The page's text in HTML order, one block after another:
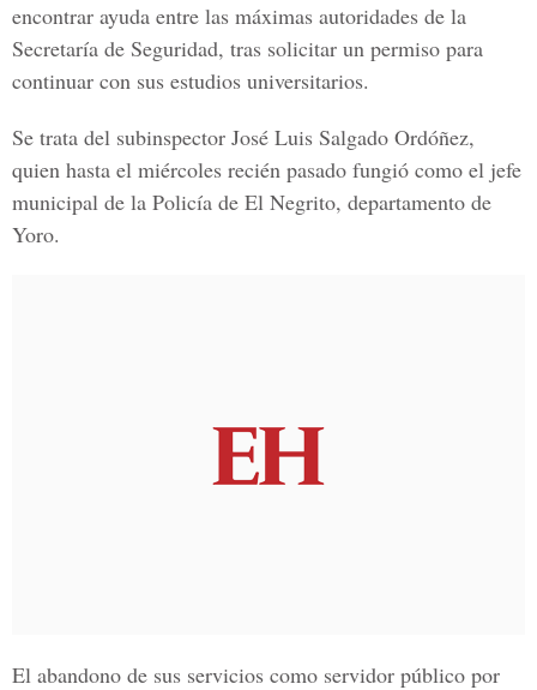
encontrar ayuda entre las máximas autoridades de la
Secretaría de Seguridad, tras solicitar un permiso para
continuar con sus estudios universitarios.
Se trata del subinspector José Luis Salgado Ordóñez,
quien hasta el miércoles recién pasado fungió como el jefe
municipal de la Policía de El Negrito, departamento de
Yoro.
El abandono de sus servicios como servidor público por